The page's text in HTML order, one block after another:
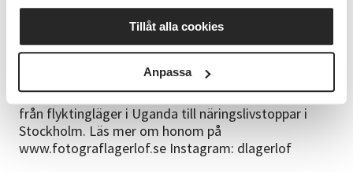
Tillåt alla cookies
Anpassa
Kursdagar
7-8 nov , klockslag ej fastställt.
: Yrkesverksam fotograf med fokus
på porträtt och reportage, och var motiv spänner
från flyktingläger i Uganda till näringslivstoppar i
Stockholm. Läs mer om honom på
www.fotograflagerlof.se Instagram: dlagerlof